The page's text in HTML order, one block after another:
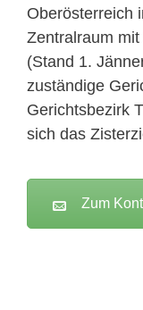
Oberösterreich
Zentralraum
(Stand 1.
zuständige
Gerichtsbezirk
sich das
Zum